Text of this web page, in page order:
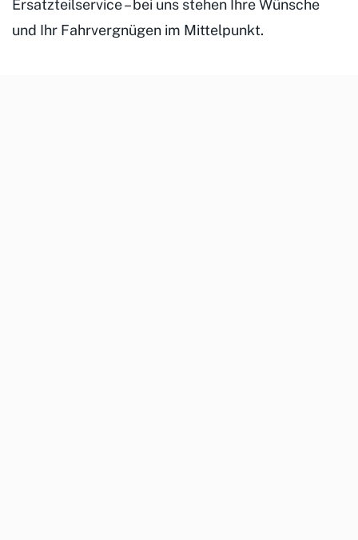
Ersatzteilservice – bei uns stehen Ihre Wünsche
und Ihr Fahrvergnügen im Mittelpunkt.